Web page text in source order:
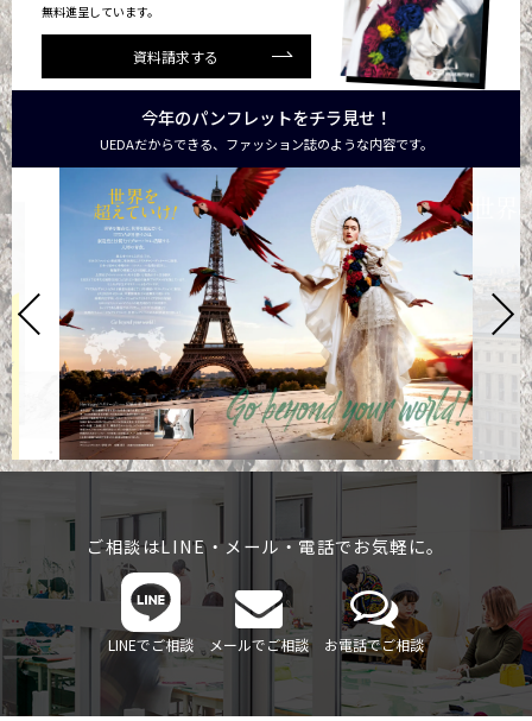
無料進呈しています。
資料請求する
今年のパンフレットをチラ見せ！
UEDAだからできる、ファッション誌のような内容です。
ご相談はLINE・メール・電話でお気軽に。
LINEでご相談 メールでご相談 お電話でご相談